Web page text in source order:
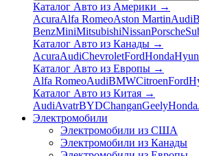
Каталог Авто из Америки →
AcuraAlfa RomeoAston MartinAudi
BenzMiniMitsubishiNissanPorsche
Каталог Авто из Канады →
AcuraAudiChevroletFordHonda
Каталог Авто из Европы →
Alfa RomeoAudiBMWCitroenFord
Каталог Авто из Китая →
AudiAvatrBYDChanganGeelyHonda
Электромобили
Электромобили из США
Электромобили из Канады